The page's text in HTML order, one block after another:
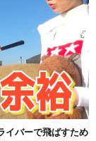
イバーで飛ばすため